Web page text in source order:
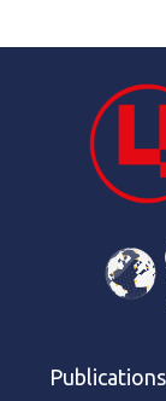
Publications